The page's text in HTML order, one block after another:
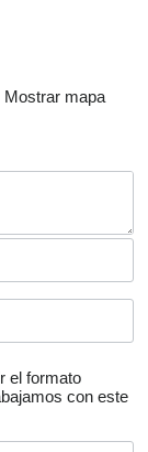
Mostrar mapa
el formato
con este